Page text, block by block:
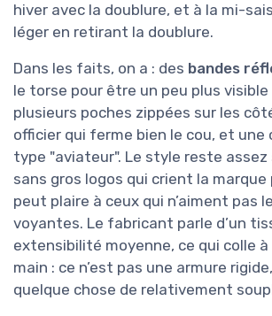
hiver avec la doublure, et à la mi-
léger en retirant la doublure.
Dans les faits, on a : des bandes
le torse pour être un peu plus visible
plusieurs poches zippées sur les
officier qui ferme bien le cou, et
type "aviateur". Le style reste assez
sans gros logos qui crient la
peut plaire à ceux qui n’aiment pas
voyantes. Le fabricant parle d’un
extensibilité moyenne, ce qui colle
main : ce n’est pas une armure
quelque chose de relativement